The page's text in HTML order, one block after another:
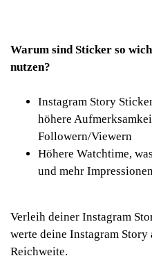
Warum sind Sticker so
nutzen?
Instagram Story
höhere
Followern/Viewern
Höhere Watchtime,
und mehr
Verleih deiner Instagram
werte deine Instagram Story
Reichweite.